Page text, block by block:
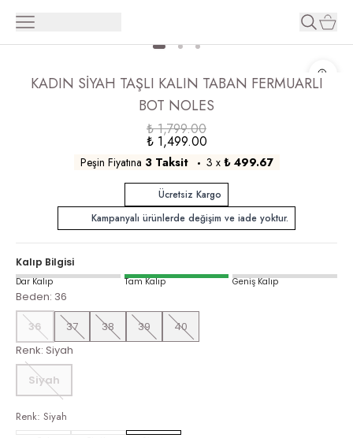
KADIN SİYAH TAŞLI KALIN TABAN FERMUARLI
BOT NOLES
₺ 1,799.00
₺ 1,499.00
Peşin Fiyatına 3 Taksit 3 x ₺ 499.67
Ücretsiz Kargo
Kampanyalı ürünlerde değişim ve iade yoktur.
Kalıp Bilgisi
Dar Kalıp Tam Kalıp Geniş Kalıp
Beden: 36
36
37 38 39
40
Renk: Siyah
Siyah
Renk: Siyah